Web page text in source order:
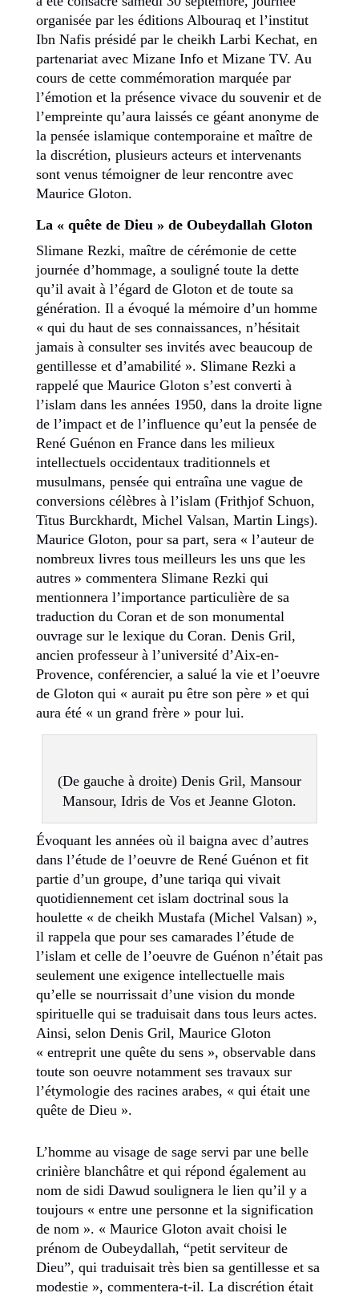
organisée par les éditions Albouraq et l’institut
Ibn Nafis présidé par le cheikh Larbi Kechat, en
partenariat avec Mizane Info et Mizane TV. Au
cours de cette commémoration marquée par
l’émotion et la présence vivace du souvenir et de
l’empreinte qu’aura laissés ce géant anonyme de
la pensée islamique contemporaine et maître de
la discrétion, plusieurs acteurs et intervenants
sont venus témoigner de leur rencontre avec
Maurice Gloton.
La « quête de Dieu » de Oubeydallah Gloton
Slimane Rezki, maître de cérémonie de cette
journée d’hommage, a souligné toute la dette
qu’il avait à l’égard de Gloton et de toute sa
génération. Il a évoqué la mémoire d’un homme
« qui du haut de ses connaissances, n’hésitait
jamais à consulter ses invités avec beaucoup de
gentillesse et d’amabilité ». Slimane Rezki a
rappelé que Maurice Gloton s’est converti à
l’islam dans les années 1950, dans la droite ligne
de l’impact et de l’influence qu’eut la pensée de
René Guénon en France dans les milieux
intellectuels occidentaux traditionnels et
musulmans, pensée qui entraîna une vague de
conversions célèbres à l’islam (Frithjof Schuon,
Titus Burckhardt, Michel Valsan, Martin Lings).
Maurice Gloton, pour sa part, sera « l’auteur de
nombreux livres tous meilleurs les uns que les
autres » commentera Slimane Rezki qui
mentionnera l’importance particulière de sa
traduction du Coran et de son monumental
ouvrage sur le lexique du Coran. Denis Gril,
ancien professeur à l’université d’Aix-en-
Provence, conférencier, a salué la vie et l’oeuvre
de Gloton qui « aurait pu être son père » et qui
aura été « un grand frère » pour lui.
(De gauche à droite) Denis Gril, Mansour
Mansour, Idris de Vos et Jeanne Gloton.
Évoquant les années où il baigna avec d’autres
dans l’étude de l’oeuvre de René Guénon et fit
partie d’un groupe, d’une tariqa qui vivait
quotidiennement cet islam doctrinal sous la
houlette « de cheikh Mustafa (Michel Valsan) »,
il rappela que pour ses camarades l’étude de
l’islam et celle de l’oeuvre de Guénon n’était pas
seulement une exigence intellectuelle mais
qu’elle se nourrissait d’une vision du monde
spirituelle qui se traduisait dans tous leurs actes.
Ainsi, selon Denis Gril, Maurice Gloton
« entreprit une quête du sens », observable dans
toute son oeuvre notamment ses travaux sur
l’étymologie des racines arabes, « qui était une
quête de Dieu ».
L’homme au visage de sage servi par une belle
crinière blanchâtre et qui répond également au
nom de sidi Dawud soulignera le lien qu’il y a
toujours « entre une personne et la signification
de nom ». « Maurice Gloton avait choisi le
prénom de Oubeydallah, “petit serviteur de
Dieu”, qui traduisait très bien sa gentillesse et sa
modestie », commentera-t-il. La discrétion était